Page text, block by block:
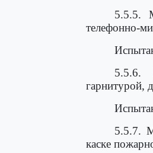
5.5.5.
телефонно-
5.5.6.
гарнитурой,
5.5.7.
каске